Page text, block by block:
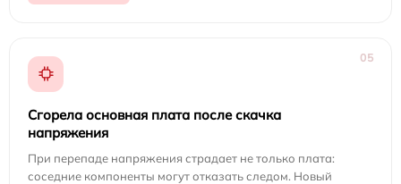
05
Сгорела основная плата после скачка
напряжения
При перепаде напряжения страдает не только плата:
соседние компоненты могут отказать следом. Новый